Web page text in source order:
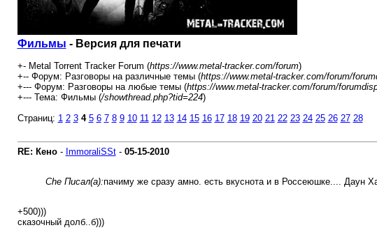
Фильмы - Версия для печати
+- Metal Torrent Tracker Forum (https://www.metal-tracker.com/forum)
+-- Форум: Разговоры на различные темы (https://www.metal-tracker.com/forum/
+--- Форум: Разговоры на любые темы (https://www.metal-tracker.com/forum/
+--- Тема: Фильмы (/showthread.php?tid=224)
Страниц: 1 2 3 4 5 6 7 8 9 10 11 12 13 14 15 16 17 18 19 20 21 22 23 24 25 26 27 28
RE: Кено- ImmoraliSSt- 05-15-2010
Che Писал(а):пачиму же сразу амно. есть вкуснота и в Россеюшке.... Даун
+500)))
сказочный долб..б)))